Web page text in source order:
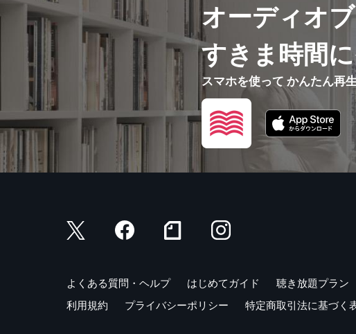
オーディオ
すきま時間
スマホを使って かんたん再
よくある質問・ヘルプ はじめてガイド 聴き放題プラン
利用規約
プライバシーポリシー 特定商取引法に基づく